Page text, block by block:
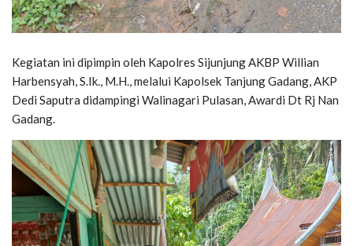
Kegiatan ini dipimpin oleh Kapolres Sijunjung AKBP Willian
Harbensyah, S.Ik., M.H., melalui Kapolsek Tanjung Gadang, AKP
Dedi Saputra didampingi Walinagari Pulasan, Awardi Dt Rj Nan
Gadang.